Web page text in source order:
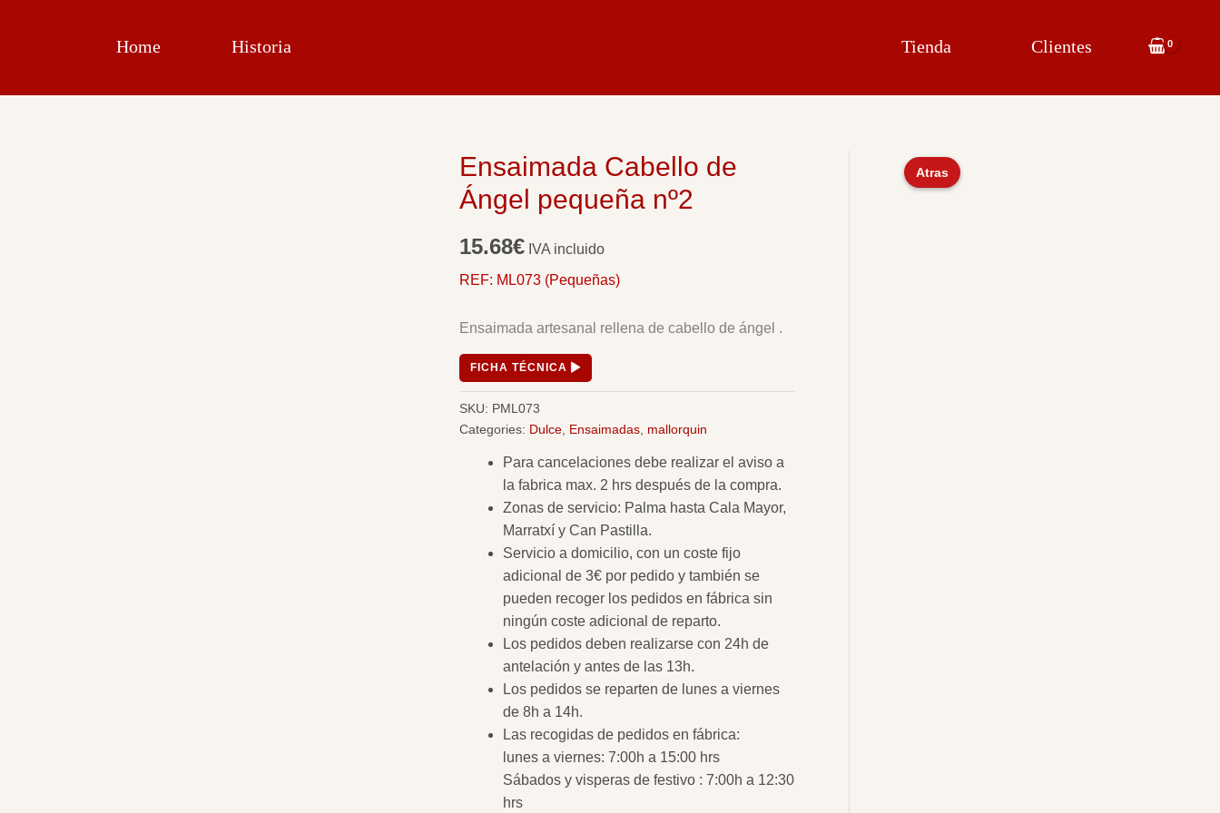
Home Historia Tienda Clientes
Ensaimada Cabello de
Ángel pequeña nº2
15.68€ IVA incluido
REF: ML073 (Pequeñas)
Ensaimada artesanal rellena de cabello de ángel .
FICHA TÉCNICA
SKU: PML073
Categories: Dulce, Ensaimadas, mallorquin
Para cancelaciones debe realizar el aviso a
la fabrica max. 2 hrs después de la compra.
Zonas de servicio: Palma hasta Cala Mayor,
Marratxí y Can Pastilla.
Servicio a domicilio, con un coste fijo
adicional de 3€ por pedido y también se
pueden recoger los pedidos en fábrica sin
ningún coste adicional de reparto.
Los pedidos deben realizarse con 24h de
antelación y antes de las 13h.
Los pedidos se reparten de lunes a viernes
de 8h a 14h.
Las recogidas de pedidos en fábrica:
lunes a viernes: 7:00h a 15:00 hrs
Sábados y visperas de festivo : 7:00h a 12:30
hrs
Atras